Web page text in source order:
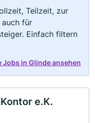
Teilzeit, zur
für
Einfach filtern
Jobs in Glinde ansehen
e.K.